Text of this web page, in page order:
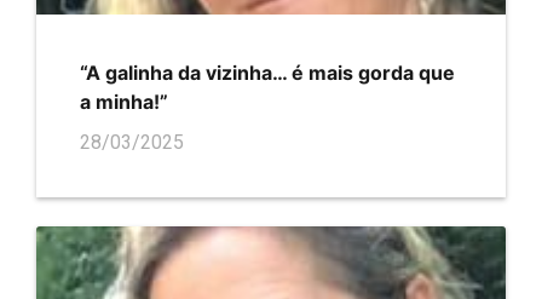
“A galinha da vizinha… é mais gorda que
a minha!”
28/03/2025